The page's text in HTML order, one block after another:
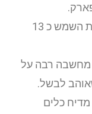
שטח הדירה כ 110 מ"ר ושטח מרפסת השמש כ 13
מחשבה רבה על
לבשל.
כלים